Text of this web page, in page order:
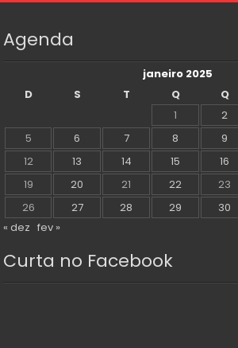
Agenda
janeiro 2025
D
S T Q Q
1
2
5
6 7 8 9
12
13 14 15 16
19
20 21 22 23
26
27 28 29 30
« dez fev »
Curta no Facebook